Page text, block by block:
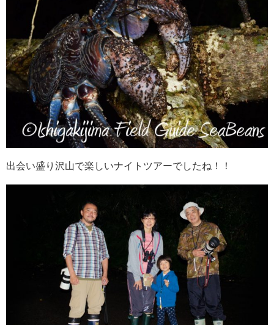
出会い盛り沢山で楽しいナイトツアーでしたね！！